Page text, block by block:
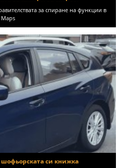
за спиране на функции в
си книжка